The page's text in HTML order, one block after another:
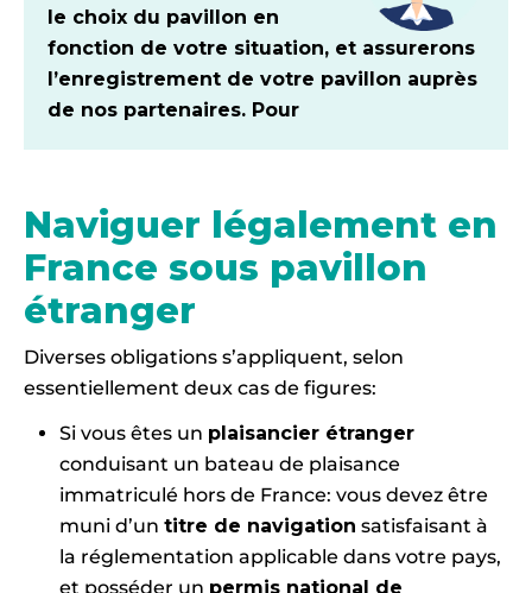
le choix du pavillon en
fonction de votre situation, et assurerons
l’enregistrement de votre pavillon auprès
de nos partenaires. Pour
Naviguer légalement en
France sous pavillon
étranger
Diverses obligations s’appliquent, selon
essentiellement deux cas de figures:
Si vous êtes un plaisancier étranger
conduisant un bateau de plaisance
immatriculé hors de France: vous devez être
muni d’un titre de navigation satisfaisant à
la réglementation applicable dans votre pays,
et posséder un permis national de